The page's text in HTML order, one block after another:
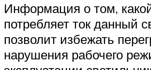
Информация о том,
потребляет ток данный
позволит избежать
нарушения рабочего